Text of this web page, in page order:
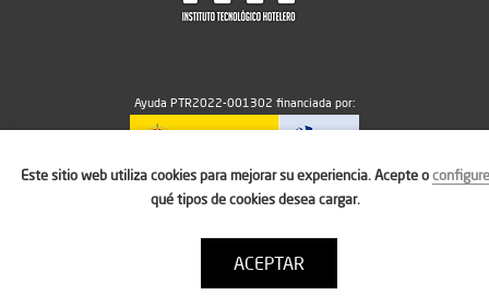
Ayuda PTR2022-001302 financiada por:
MICIU/AEI/10.13039/501100011033
Política de cookies
Condiciones de uso
Este sitio web utiliza cookies para mejorar su experiencia. Acepte oconfigure
qué tipos de cookies desea cargar.
ACEPTAR